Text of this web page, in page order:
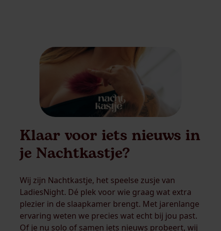
Klaar voor iets nieuws in
je Nachtkastje?
Wij zijn Nachtkastje, het speelse zusje van
LadiesNight. Dé plek voor wie graag wat extra
plezier in de slaapkamer brengt. Met jarenlange
ervaring weten we precies wat echt bij jou past.
Of je nu solo of samen iets nieuws probeert, wij